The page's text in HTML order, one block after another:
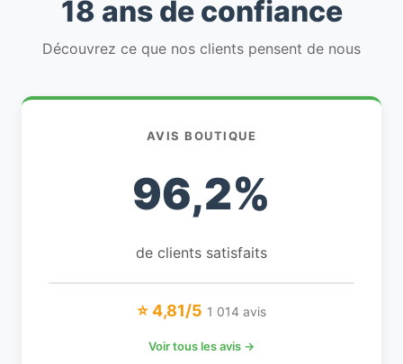
18 ans de confiance
Découvrez ce que nos clients pensent de nous
AVIS BOUTIQUE
96,2%
de clients satisfaits
⭐ 4,81/5 1 014 avis
Voir tous les avis →